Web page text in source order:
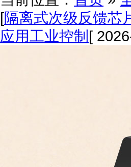
[隔离式次级反馈芯
应用工业控制[